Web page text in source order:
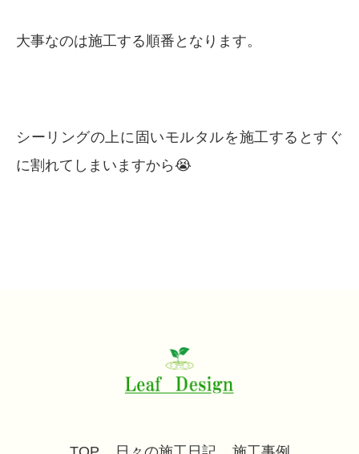
大事なのは施工する順番となります。
シーリングの上に固いモルタルを施工するとすぐ
に割れてしまいますから😭